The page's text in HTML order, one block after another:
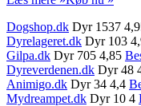
Dogshop.dk Dyr 1537
Dyrelageret.dk Dyr 103
Gilpa.dk Dyr 705 4,85
Dyreverdenen.dk Dyr 48
Animigo.dk Dyr 34 4,4
Mydreampet.dk Dyr 10 4